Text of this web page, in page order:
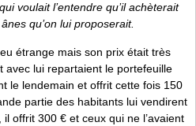
voulait l’entendre qu’il achèterait
qu’on lui proposerait.
étrange mais son prix était très
avec lui repartaient le portefeuille
le lendemain et offrit cette fois 150
partie des habitants lui vendirent
offrit 300 € et ceux qui ne l’avaient